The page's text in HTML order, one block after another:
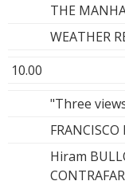
THE
WEATHER
10.00
"Three
Hiram